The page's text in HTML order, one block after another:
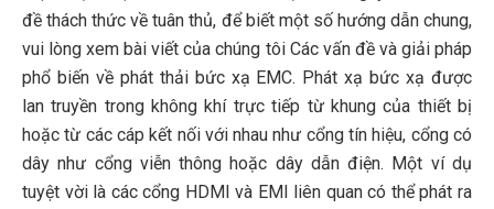
đề thách thức về tuân thủ, để biết một số hướng dẫn chung,
vui lòng xem bài viết của chúng tôi Các vấn đề và giải pháp
phổ biến về phát thải bức xạ EMC. Phát xạ bức xạ được
lan truyền trong không khí trực tiếp từ khung của thiết bị
hoặc từ các cáp kết nối với nhau như cổng tín hiệu, cổng có
dây như cổng viễn thông hoặc dây dẫn điện. Một ví dụ
tuyệt vời là các cổng HDMI và EMI liên quan có thể phát ra